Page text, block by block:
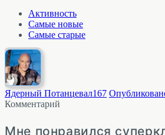
Активность
Самые новые
Самые старые
Ядерный Потанцевал167
Комментарий
Мне понравился